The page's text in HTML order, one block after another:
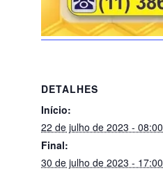
DETALHES
Início:
22 de julho de 2023 - 08:00
Final:
30 de julho de 2023 - 17:00